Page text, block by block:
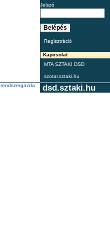
Jelszó
Regisztráció
Kapcsolat
MTA SZTAKI DSD
szotar.sztaki.hu
dsd.sztaki.hu
rendszergazda